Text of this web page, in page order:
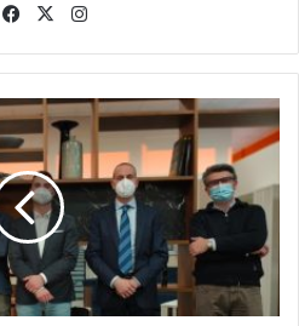
WebsiteFacebook
X